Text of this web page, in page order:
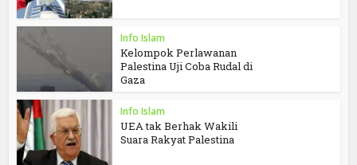
Info Islam
Kelompok Perlawanan
Palestina Uji Coba Rudal di
Gaza
Info Islam
UEA tak Berhak Wakili
Suara Rakyat Palestina